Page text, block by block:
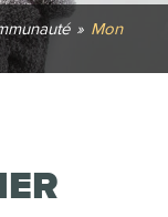
» Mon